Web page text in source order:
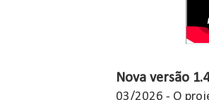
Nova versão
03/2026 - O